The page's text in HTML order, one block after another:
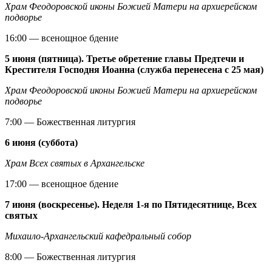
Храм Феодоровской иконы Божией Матери на архиерейском
подворье
16:00 — всенощное бдение
5 июня (пятница). Третье обретение главы Предтечи и
Крестителя Господня Иоанна (служба перенесена с 25 мая)
Храм Феодоровской иконы Божией Матери на архиерейском
подворье
7:00 — Божественная литургия
6 июня (суббота)
Храм Всех святых в Архангельске
17:00 — всенощное бдение
7 июня (воскресенье). Неделя 1-я по Пятидесятнице, Всех
святых
Михаило-Архангельский кафедральный собор
8:00 — Божественная литургия